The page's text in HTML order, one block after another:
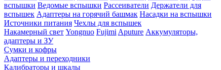
вспышки Ведомые вспышки Рассеиватели Держатели для
вспышек Адаптеры на горячий башмак Насадки на вспышки
Источники питания Чехлы для вспышек
Накамерный свет Yongnuo Fujimi Aputure Аккумуляторы,
адаптеры и ЗУ
Сумки и кофры
Адаптеры и переходники
Калибраторы и шкалы